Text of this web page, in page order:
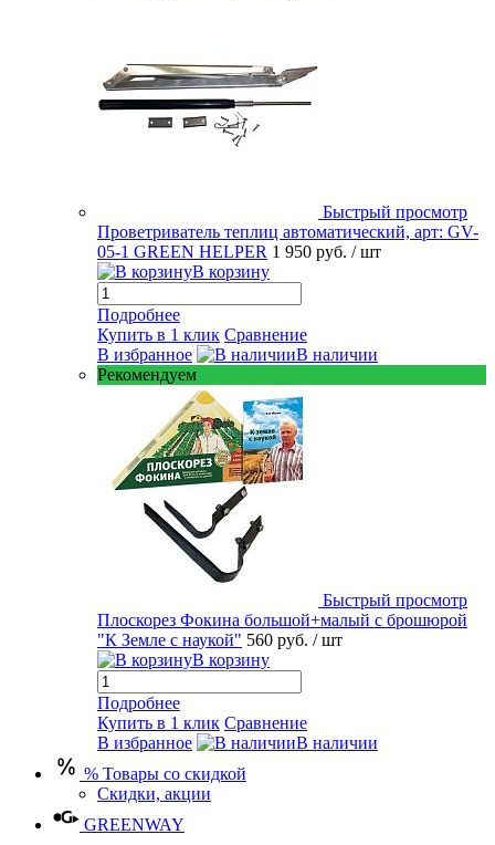
Быстрый просмотр
Проветриватель теплиц автоматический, арт: GV-
05-1 GREEN HELPER 1 950 руб. / шт
В корзину
Подробнее
Купить в 1 клик Сравнение
В избранное
В наличии
Рекомендуем
Быстрый просмотр
Плоскорез Фокина большой+малый с брошюрой
"К Земле с наукой" 560 руб. / шт
В корзину
Подробнее
Купить в 1 клик Сравнение
В избранное
В наличии
% Товары со скидкой
Скидки, акции
GREENWAY